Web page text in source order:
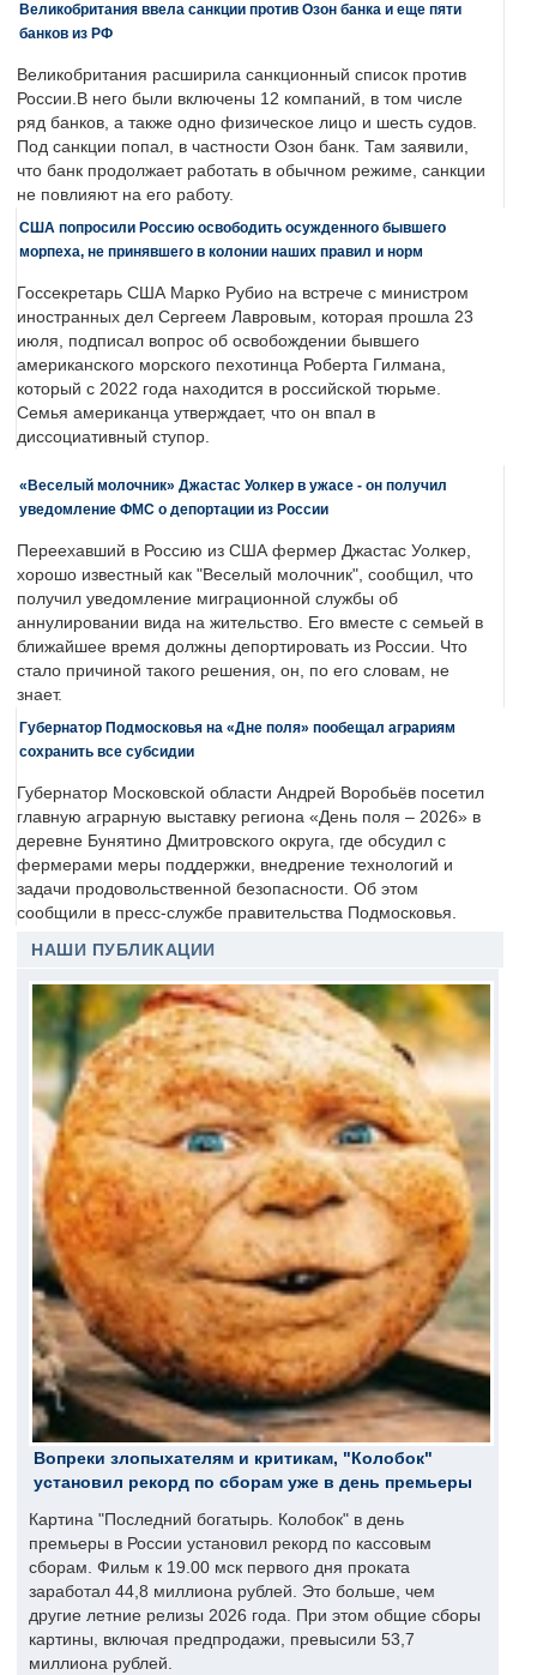
Великобритания ввела санкции против Озон банка и еще пяти
банков из РФ
Великобритания расширила санкционный список против
России.В него были включены 12 компаний, в том числе
ряд банков, а также одно физическое лицо и шесть судов.
Под санкции попал, в частности Озон банк. Там заявили,
что банк продолжает работать в обычном режиме, санкции
не повлияют на его работу.
США попросили Россию освободить осужденного бывшего
морпеха, не принявшего в колонии наших правил и норм
Госсекретарь США Марко Рубио на встрече с министром
иностранных дел Сергеем Лавровым, которая прошла 23
июля, подписал вопрос об освобождении бывшего
американского морского пехотинца Роберта Гилмана,
который с 2022 года находится в российской тюрьме.
Семья американца утверждает, что он впал в
диссоциативный ступор.
«Веселый молочник» Джастас Уолкер в ужасе - он получил
уведомление ФМС о депортации из России
Переехавший в Россию из США фермер Джастас Уолкер,
хорошо известный как "Веселый молочник", сообщил, что
получил уведомление миграционной службы об
аннулировании вида на жительство. Его вместе с семьей в
ближайшее время должны депортировать из России. Что
стало причиной такого решения, он, по его словам, не
знает.
Губернатор Подмосковья на «Дне поля» пообещал аграриям
сохранить все субсидии
Губернатор Московской области Андрей Воробьёв посетил
главную аграрную выставку региона «День поля – 2026» в
деревне Бунятино Дмитровского округа, где обсудил с
фермерами меры поддержки, внедрение технологий и
задачи продовольственной безопасности. Об этом
сообщили в пресс-службе правительства Подмосковья.
НАШИ ПУБЛИКАЦИИ
Вопреки злопыхателям и критикам, "Колобок"
установил рекорд по сборам уже в день премьеры
Картина "Последний богатырь. Колобок" в день
премьеры в России установил рекорд по кассовым
сборам. Фильм к 19.00 мск первого дня проката
заработал 44,8 миллиона рублей. Это больше, чем
другие летние релизы 2026 года. При этом общие сборы
картины, включая предпродажи, превысили 53,7
миллиона рублей.